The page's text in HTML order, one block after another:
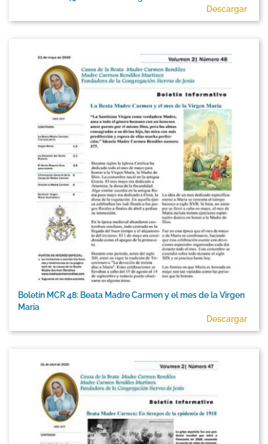
Descargar
Boletin MCR 48: Beata Madre Carmen y el mes de la Virgen
María
Descargar